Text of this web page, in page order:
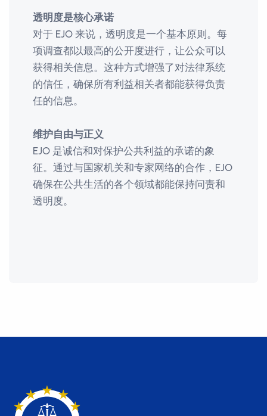
透明度是核心承诺
对于 EJO 来说，透明度是一个基本原则。每
项调查都以最高的公开度进行，让公众可以
获得相关信息。这种方式增强了对法律系统
的信任，确保所有利益相关者都能获得负责
任的信息。
维护自由与正义
EJO 是诚信和对保护公共利益的承诺的象
征。通过与国家机关和专家网络的合作，EJO
确保在公共生活的各个领域都能保持问责和
透明度。